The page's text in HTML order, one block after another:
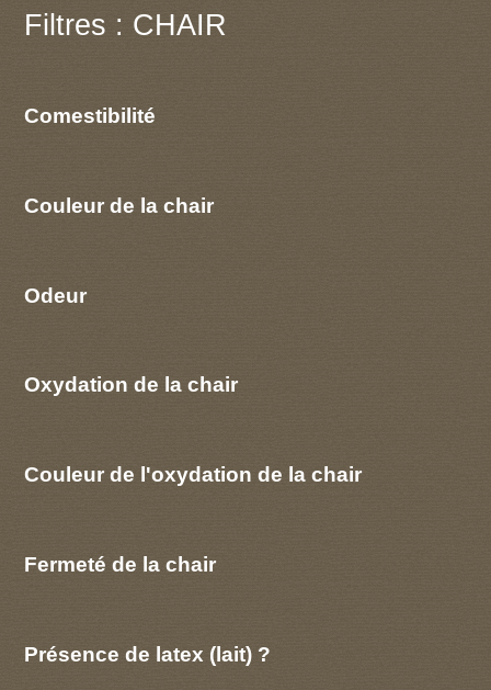
Filtres : CHAIR
Comestibilité
Couleur de la chair
Odeur
Oxydation de la chair
Couleur de l'oxydation de la chair
Fermeté de la chair
Présence de latex (lait) ?